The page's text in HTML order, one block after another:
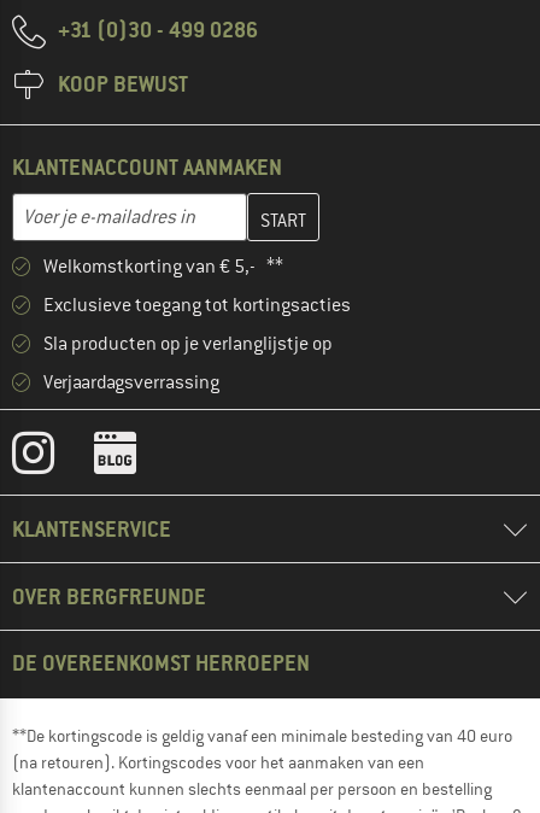
+31 (0)30 - 499 0286
KOOP BEWUST
KLANTENACCOUNT AANMAKEN
E-mailadres
Vul je e-mailadres hier in en maak in de volgende stap je
Welkomstkorting van € 5,- **
Exclusieve toegang tot kortingsacties
Sla producten op je verlanglijstje op
Verjaardagsverrassing
KLANTENSERVICE
OVER BERGFREUNDE
DE OVEREENKOMST HERROEPEN
**De kortingscode is geldig vanaf een minimale besteding van 40 euro
(na retouren). Kortingscodes voor het aanmaken van een
klantenaccount kunnen slechts eenmaal per persoon en bestelling